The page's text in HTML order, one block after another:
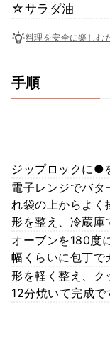
☆サラダ油
料理を安全に楽しむ
手順
ジップロックに●
電子レンジでバ
れ袋の上からよく
形を整え、冷蔵庫
オーブンを180度
幅くらいに包丁で
形を軽く整え、ク
12分焼いて完成で